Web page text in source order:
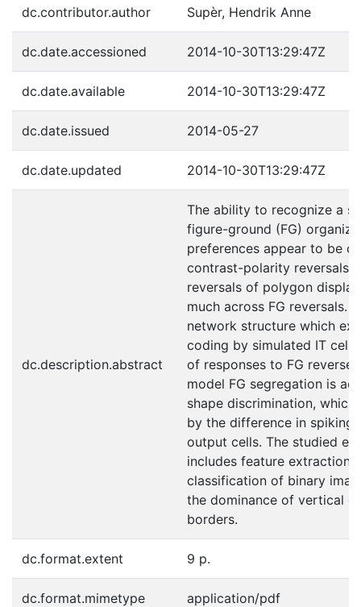
dc.contributor.author Supèr, Hendrik Anne
dc.date.accessioned 2014-10-30T13:29:47Z
dc.date.available 2014-10-30T13:29:47Z
dc.date.issued 2014-05-27
dc.date.updated 2014-10-30T13:29:47Z
dc.description.abstract
The ability to recognize a
figure-ground (FG)
preferences appear to be
contrast-polarity reversals
reversals of polygon
much across FG reversals.
network structure which
coding by simulated IT
of responses to FG
model FG segregation is
shape discrimination,
by the difference in spiking
output cells. The studied
includes feature extraction
classification of binary
the dominance of vertical
borders.
dc.format.extent 9 p.
dc.format.mimetype application/pdf